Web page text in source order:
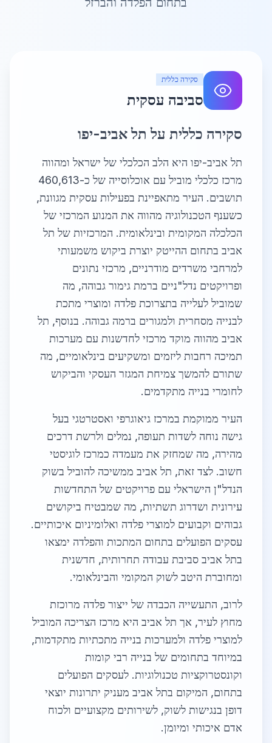
סקירה כללית
סביבה עסקית
סקירה כללית על תל אביב-יפו
תל אביב-יפו היא הלב הכלכלי של ישראל ומהווה
מרכז כלכלי מוביל עם אוכלוסייה של כ-460,613
תושבים. העיר מתאפיינת בפעילות עסקית מגוונת,
כשענף הטכנולוגיה מהווה את המנוע המרכזי של
הכלכלה המקומית ובינלאומית. המרכזיות של תל
אביב בתחום ההייטק יוצרת ביקוש משמעותי
למרחבי משרדים מודרניים, מרכזי נתונים
ופרויקטים נדל"ניים ברמת גימור גבוהה, מה
שמוביל לעלייה בתצרוכת פלדה ומוצרי מתכת
לבנייה מסחרית ולמגורים ברמה גבוהה. בנוסף, תל
אביב מהווה מוקד מרכזי לחדשנות עם מערכות
תמיכה רחבות ליזמים ומשקיעים בינלאומיים, מה
שתורם להמשך צמיחת המגזר העסקי והביקוש
לחומרי בנייה מתקדמים.
העיר ממוקמת במרכז גיאוגרפי ואסטרטגי בעל
גישה נוחה לשדות תעופה, נמלים ולרשת דרכים
מהירה, מה שמחזק את מעמדה כמרכז לוגיסטי
חשוב. לצד זאת, תל אביב ממשיכה להוביל בשוק
הנדל"ן הישראלי עם פרויקטים של התחדשות
עירונית ושדרוג תשתיות, מה שמבטיח ביקושים
גבוהים וקבועים למוצרי פלדה ואלומיניום איכותיים.
עסקים הפועלים בתחום המתכות והפלדה ימצאו
בתל אביב סביבת עבודה תחרותית, חדשנית
ומחוברת היטב לשוק המקומי והבינלאומי.
לרוב, התעשייה הכבדה של ייצור פלדה מרוכזת
מחוץ לעיר, אך תל אביב היא מרכז הצריכה המוביל
למוצרי פלדה ולמערכות בנייה מתכתיות מתקדמות,
במיוחד בתחומים של בנייה רבי קומות
וקונסטרוקציות טכנולוגיות. לעסקים הפועלים
בתחום, המיקום בתל אביב מעניק יתרונות יוצאי
דופן בנגישות לשוק, לשירותים מקצועיים ולכוח
אדם איכותי ומיומן.